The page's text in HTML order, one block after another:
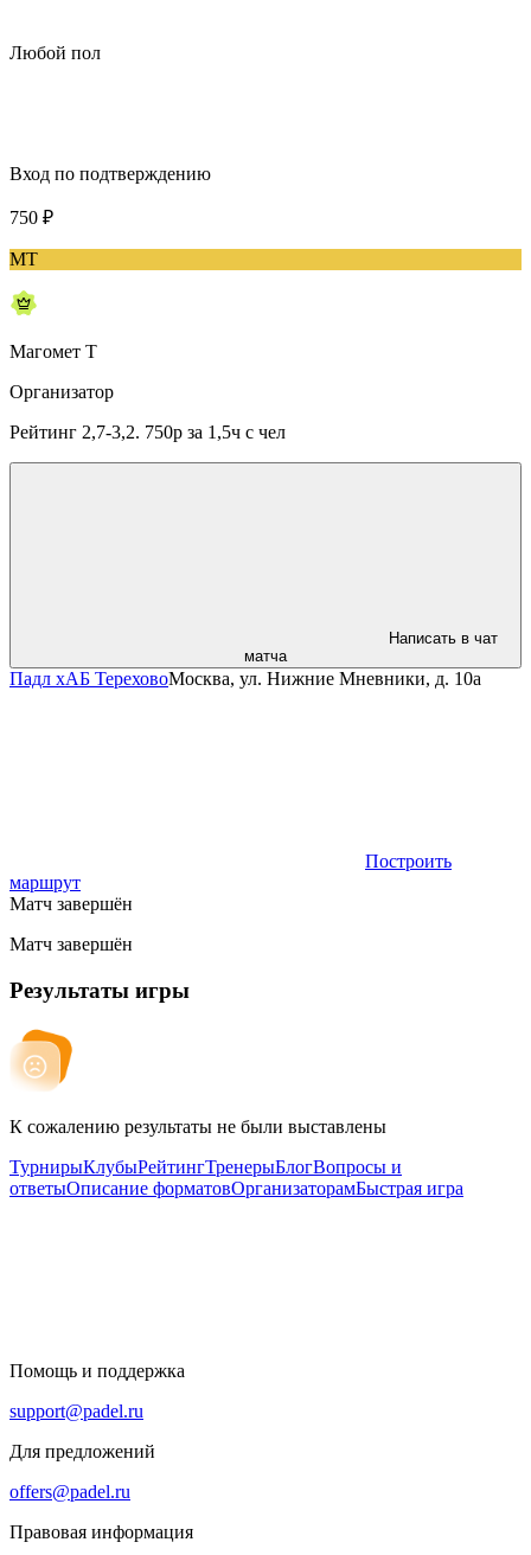
Любой пол
Вход по подтверждению
750 ₽
МТ
Магомет Т
Организатор
Рейтинг 2,7-3,2. 750р за 1,5ч с чел
Написать в чат
матча
Падл хАБ ТереховоМосква, ул. Нижние Мневники, д. 10а
Построить
маршрут
Матч завершён
Матч завершён
Результаты игры
К сожалению результаты не были выставлены
ТурнирыКлубыРейтингТренерыБлогВопросы и
ответыОписание форматовОрганизаторамБыстрая игра
Помощь и поддержка
support@padel.ru
Для предложений
offers@padel.ru
Правовая информация